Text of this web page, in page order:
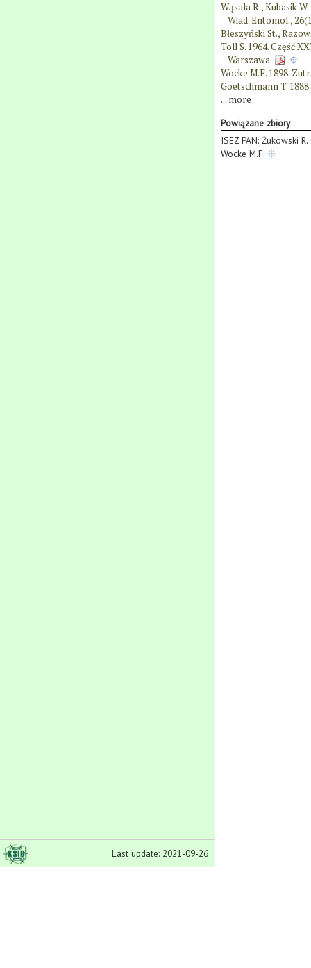
Last update: 2021-09-26
Wąsala R., Kubasik
Wiad. Entomol.,
Błeszyński St.,
Toll S. 1964. Część
Warszawa.
Wocke M.F. 1898.
Goetschmann T.
... more
Powiązane zbiory
ISEZ PAN: Żukowski R.
Wocke M.F.